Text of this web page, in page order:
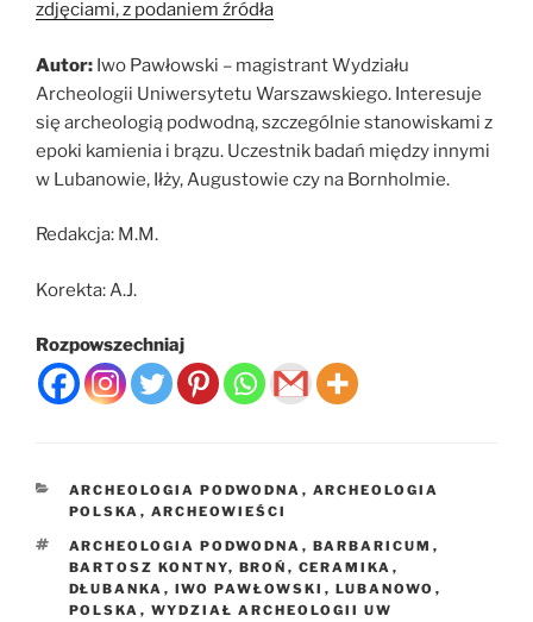
zdjęciami, z podaniem źródła
Autor: Iwo Pawłowski – magistrant Wydziału
Archeologii Uniwersytetu Warszawskiego. Interesuje
się archeologią podwodną, szczególnie stanowiskami z
epoki kamienia i brązu. Uczestnik badań między innymi
w Lubanowie, Iłży, Augustowie czy na Bornholmie.
Redakcja: M.M.
Korekta: A.J.
Rozpowszechniaj
KATEGORIE
ARCHEOLOGIA PODWODNA , ARCHEOLOGIA
POLSKA , ARCHEOWIEŚCI
TAGI
ARCHEOLOGIA PODWODNA , BARBARICUM ,
BARTOSZ KONTNY, BROŃ , CERAMIKA ,
DŁUBANKA , IWO PAWŁOWSKI , LUBANOWO ,
POLSKA , WYDZIAŁ ARCHEOLOGII UW